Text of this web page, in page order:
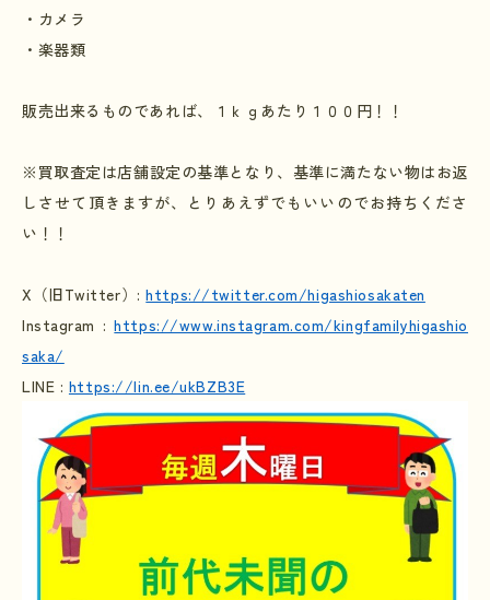
・カメラ
・楽器類
販売出来るものであれば、１ｋｇあたり１００円！！
※買取査定は店舗設定の基準となり、基準に満たない物はお返
しさせて頂きますが、とりあえずでもいいのでお持ちくださ
い！！
X （旧Twitter） :https://twitter.com/higashiosakaten
Instagram :https://www.instagram.com/kingfamilyhigashio
saka/
LINE : https://lin.ee/ukBZB3E